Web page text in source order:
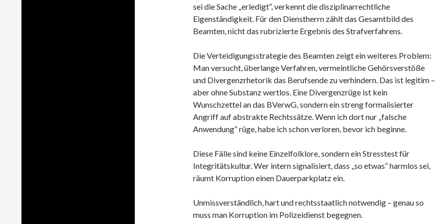
sei die Sache „erledigt“, verkennt die disziplinarrechtliche
Eigenständigkeit. Für den Dienstherrn zählt das Gesamtbild des
Beamten, nicht das rubrizierte Ergebnis des Strafverfahrens.
Die Verteidigungsstrategie des Beamten zeigt ein weiteres Problem:
Man versucht, überlange Verfahren, vermeintliche Gehörsverstöße
und Divergenzrhetorik das Berufsende zu verhindern. Das ist legitim –
aber ohne Substanz wertlos. Eine Divergenzrüge ist kein
Wunschzettel an das BVerwG, sondern ein streng formalisierter
Angriff auf abstrakte Rechtssätze. Wenn ich dort nur „falsche
Anwendung“ rüge, habe ich schon verloren, bevor ich beginne.
Diese Fälle sind keine Einzelfolklore, sondern ein Stresstest für
Integritätskultur. Wer intern signalisiert, dass „so etwas“ harmlos sei,
räumt Korruption einen Dauerparkplatz ein.
Unmissverständlich, hart und rechtsstaatlich notwendig – genau so
muss man Korruption im Polizeidienst begegnen.